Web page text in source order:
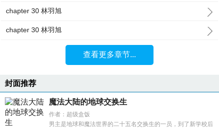
chapter 30 林羽旭
chapter 30 林羽旭
查看更多章节...
封面推荐
魔法大陆的地球交换生
作者：超级盒饭
男主是地球和魔法世界的二十五名交换生的一员，到了新学校后